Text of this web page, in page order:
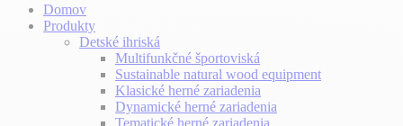
Domov
Produkty
Detské ihriská
Multifunkčné športoviská
Sustainable natural wood equipment
Klasické herné zariadenia
Dynamické herné zariadenia
Tematické herné zariadenia